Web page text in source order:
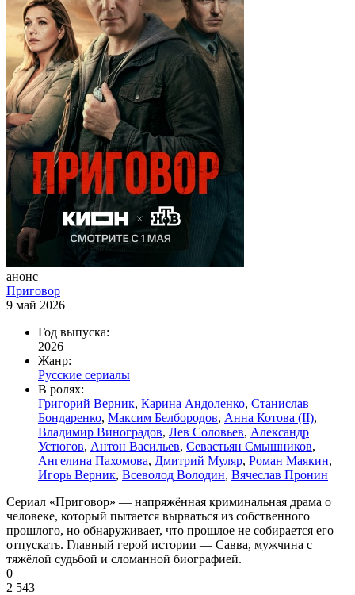
анонс
Приговор
9 май 2026
Год выпуска:
2026
Жанр:
Русские сериалы
В ролях:
Григорий Верник, Карина Андоленко, Станислав
Бондаренко, Максим Белбородов, Анна Котова (II),
Владимир Виноградов, Лев Соловьев, Александр
Устюгов, Антон Васильев, Севастьян Смышников,
Ангелина Пахомова, Дмитрий Муляр, Роман Маякин,
Игорь Верник, Всеволод Володин, Вячеслав Пронин
Сериал «Приговор» — напряжённая криминальная драма о
человеке, который пытается вырваться из собственного
прошлого, но обнаруживает, что прошлое не собирается его
отпускать. Главный герой истории — Савва, мужчина с
тяжёлой судьбой и сломанной биографией.
0
2 543